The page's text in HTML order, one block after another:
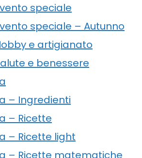
speciale
speciale – Autunno
e artigianato
e benessere
– Ingredienti
– Ricette
– Ricette light
– Ricette matematiche